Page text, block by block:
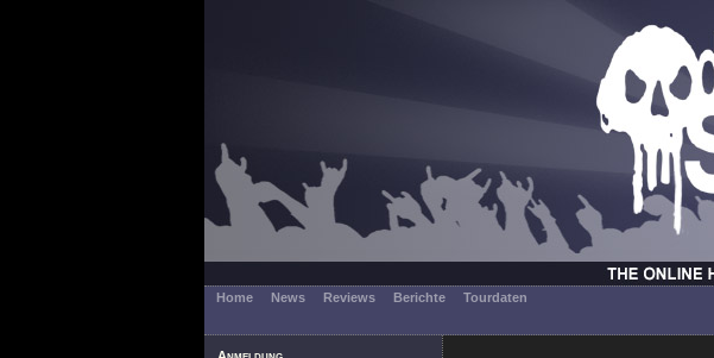
Home News Reviews Berichte
Tourdaten